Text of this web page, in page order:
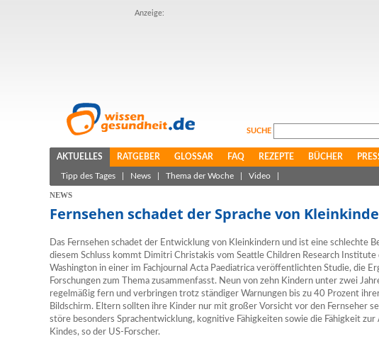
Anzeige:
SUCHE
AKTUELLES RATGEBER GLOSSAR FAQ REZEPTE BÜCHER
Tipp des Tages News Thema der Woche Video
NEWS
Fernsehen schadet der Sprache von
Das Fernsehen schadet der Entwicklung von Kleinkindern und ist eine schlechte
diesem Schluss kommt Dimitri Christakis vom Seattle Children Research
Washington in einer im Fachjournal Acta Paediatrica veröffentlichten Studie, die
Forschungen zum Thema zusammenfasst. Neun von zehn Kindern unter zwei
regelmäßig fern und verbringen trotz ständiger Warnungen bis zu 40 Prozent
Bildschirm. Eltern sollten ihre Kinder nur mit großer Vorsicht vor den Fernseher
störe besonders Sprachentwicklung, kognitive Fähigkeiten sowie die Fähigkeit
Kindes, so der US-Forscher.